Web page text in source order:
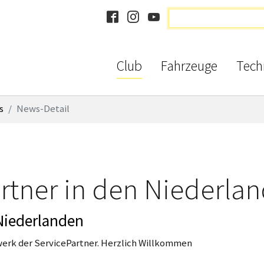
Club Fahrzeuge
News-Detail
in den
der ServicePartner. Herzlich Willkommen